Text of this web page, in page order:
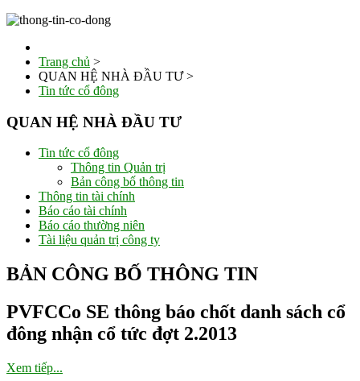
Trang chủ >
QUAN HỆ NHÀ ĐẦU TƯ>
Tin tức cổ đông
QUAN HỆ NHÀ ĐẦU TƯ
Tin tức cổ đông
Thông tin Quản trị
Bản công bố thông tin
Thông tin tài chính
Báo cáo tài chính
Báo cáo thường niên
Tài liệu quản trị công ty
BẢN CÔNG BỐ THÔNG TIN
PVFCCo SE thông báo chốt danh sách cổ
đông nhận cổ tức đợt 2.2013
Xem tiếp...